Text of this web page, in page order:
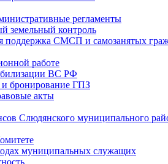
регламенты
земельный контроль
поддержка СМСП и самозанятых
работе
ВС РФ
бронирование ГПЗ
акты
Слюдянского муниципального
муниципальных служащих